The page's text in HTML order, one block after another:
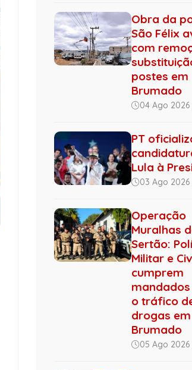
Obra da
São Félix
com
postes em
Brumado
04 Ago
PT
Lula à
03 Ago
Operação
Muralhas
Sertão:
Militar e
cumprem
o tráfico
drogas em
Brumado
05 Ago 2026